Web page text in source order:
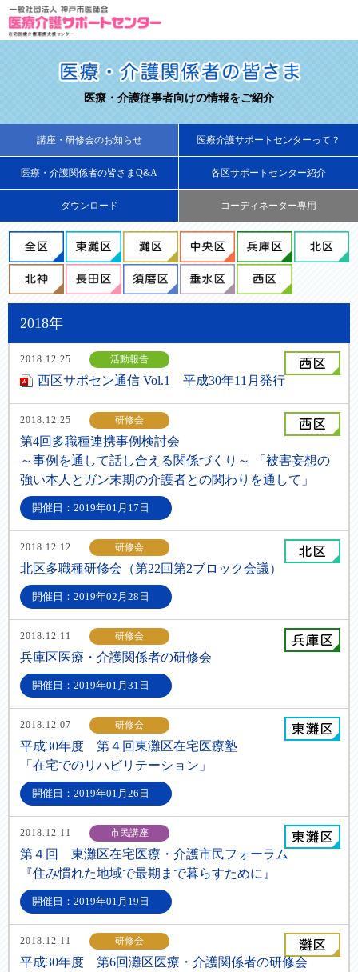
医療・介護従事者向けの情報をご紹介
講座・研修会のお知らせ 医療介護サポートセンターって？
医療・介護関係者の皆さまQ&A 各区サポートセンター紹介
ダウンロード コーディネーター専用
2018年
2018.12.25 活動報告
西区サポセン通信 Vol.1 平成30年11月発行
2018.12.25 研修会
第4回多職種連携事例検討会
～事例を通して話し合える関係づくり～ 「被害妄想の
強い本人とガン末期の介護者との関わりを通して」
開催日：2019年01月17日
2018.12.12 研修会
北区多職種研修会（第22回第2ブロック会議）
開催日：2019年02月28日
2018.12.11 研修会
兵庫区医療・介護関係者の研修会
開催日：2019年01月31日
2018.12.07 研修会
平成30年度 第４回東灘区在宅医療塾
「在宅でのリハビリテーション」
開催日：2019年01月26日
2018.12.11 市民講座
第４回 東灘区在宅医療・介護市民フォーラム
『住み慣れた地域で最期まで暮らすために』
開催日：2019年01月19日
2018.12.11 研修会
平成30年度 第6回灘区医療・介護関係者の研修会